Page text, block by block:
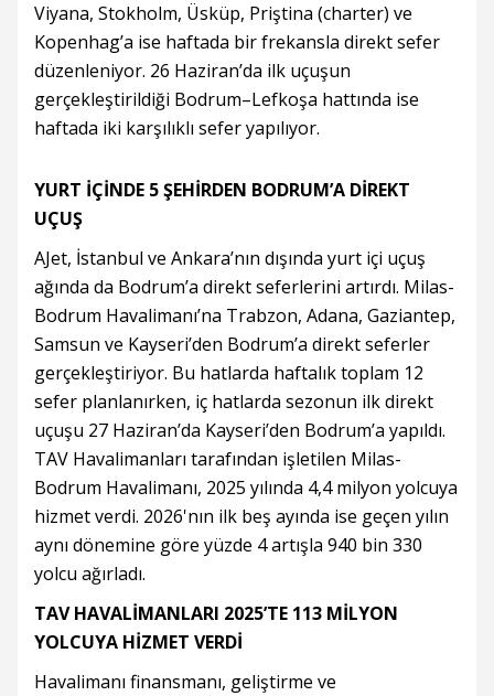
Viyana, Stokholm, Üsküp, Priştina (charter) ve
Kopenhag’a ise haftada bir frekansla direkt sefer
düzenleniyor. 26 Haziran’da ilk uçuşun
gerçekleştirildiği Bodrum–Lefkoşa hattında ise
haftada iki karşılıklı sefer yapılıyor.
YURT İÇİNDE 5 ŞEHİRDEN BODRUM’A DİREKT
UÇUŞ
AJet, İstanbul ve Ankara’nın dışında yurt içi uçuş
ağında da Bodrum’a direkt seferlerini artırdı. Milas-
Bodrum Havalimanı’na Trabzon, Adana, Gaziantep,
Samsun ve Kayseri’den Bodrum’a direkt seferler
gerçekleştiriyor. Bu hatlarda haftalık toplam 12
sefer planlanırken, iç hatlarda sezonun ilk direkt
uçuşu 27 Haziran’da Kayseri’den Bodrum’a yapıldı.
TAV Havalimanları tarafından işletilen Milas-
Bodrum Havalimanı, 2025 yılında 4,4 milyon yolcuya
hizmet verdi. 2026'nın ilk beş ayında ise geçen yılın
aynı dönemine göre yüzde 4 artışla 940 bin 330
yolcu ağırladı.
TAV HAVALİMANLARI 2025’TE 113 MİLYON
YOLCUYA HİZMET VERDİ
Havalimanı finansmanı, geliştirme ve